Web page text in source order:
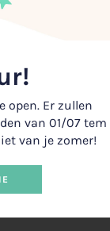
open. Er zullen
van 01/07 tem
van je zomer!